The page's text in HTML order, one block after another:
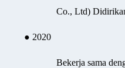
Co., Ltd)
● 2020
Bekerja sama